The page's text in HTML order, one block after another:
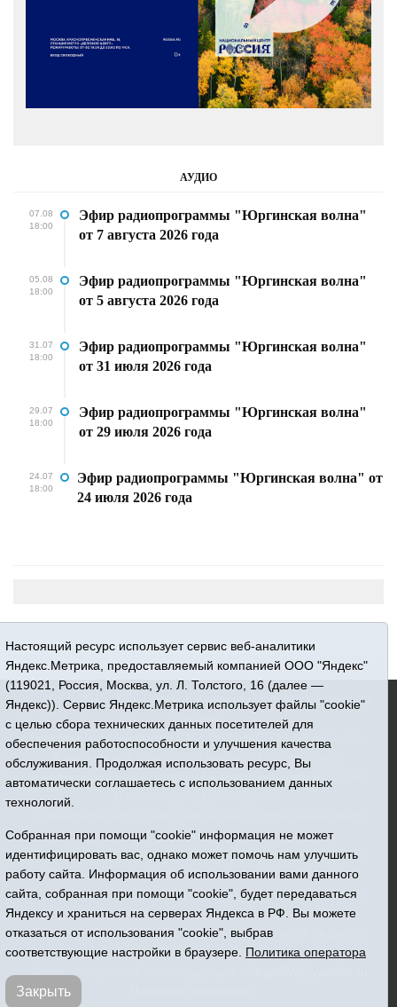
АУДИО
07.08
18:00
Эфир радиопрограммы "Юргинская волна"
от 7 августа 2026 года
05.08
18:00
Эфир радиопрограммы "Юргинская волна"
от 5 августа 2026 года
31.07
18:00
Эфир радиопрограммы "Юргинская волна"
от 31 июля 2026 года
29.07
18:00
Эфир радиопрограммы "Юргинская волна"
от 29 июля 2026 года
24.07
18:00
Эфир радиопрограммы "Юргинская волна" от
24 июля 2026 года
16+ © 2015-2026 Сетевое издание «Новости Юргинского
Регистрационный номер СМИ ЭЛ № ФС 77 - 66052 выдан
Федеральной службой по надзору в сфере связи,
«Призыв»
Все права защищены © При использовании материалов
ссылка обязательна
Адрес редакции: 627250, Тюменская область, Юргинский
район, с. Юргинское, ул. Центральная, 49
Телефон: 8(34543)2-46-89. Директор - главный редактор
Галина Васильевна Ниязова
Настоящий ресурс использует сервис веб-аналитики
Яндекс.Метрика, предоставляемый компанией ООО "Яндекс"
(119021, Россия, Москва, ул. Л. Толстого, 16 (далее —
Яндекс)). Сервис Яндекс.Метрика использует файлы "cookie"
с целью сбора технических данных посетителей для
обеспечения работоспособности и улучшения качества
обслуживания. Продолжая использовать ресурс, Вы
автоматически соглашаетесь с использованием данных
технологий.
Собранная при помощи "cookie" информация не может
идентифицировать вас, однако может помочь нам улучшить
работу сайта. Информация об использовании вами данного
сайта, собранная при помощи "cookie", будет передаваться
Яндексу и храниться на серверах Яндекса в РФ. Вы можете
отказаться от использования "cookie", выбрав
соответствующие настройки в браузере. Политика оператора
Закрыть